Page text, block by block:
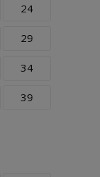
24
29
34
39